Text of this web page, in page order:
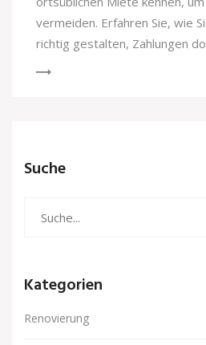
vermeiden. Erfahren Sie, wie
richtig gestalten, Zahlungen
Suche
Kategorien
Renovierung